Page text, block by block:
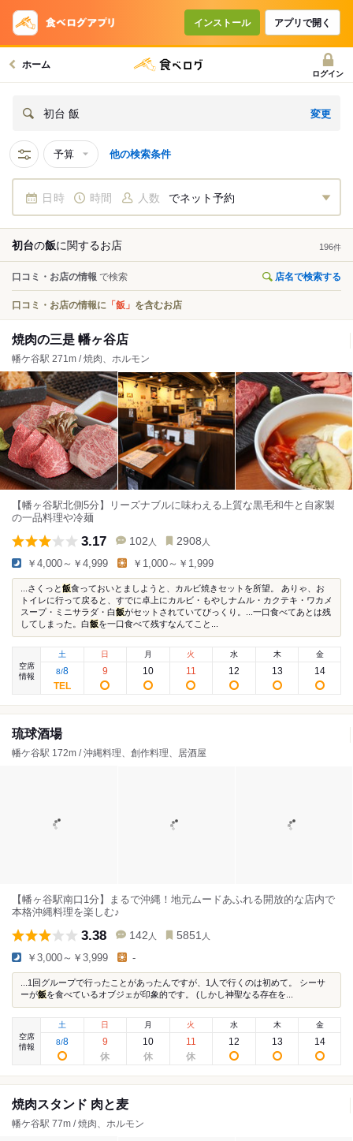
インストール アプリで開く
ホーム
ログイン
初台 飯 変更
予算 他の検索条件
日時 時間 人数 でネット予約
初台の飯に関するお店 196件
口コミ・お店の情報 で検索 店名で検索する
口コミ・お店の情報に 「飯」 を含むお店
焼肉の三是 幡ヶ谷店
幡ケ谷駅 271m / 焼肉、ホルモン
【幡ヶ谷駅北側5分】リーズナブルに味わえる上質な黒毛和牛と自家製
の一品料理や冷麺
3.17 102 人 2908 人
￥4,000～￥4,999 ￥1,000～￥1,999
...さくっと飯食っておいとましようと、カルビ焼きセットを所望。 ありゃ、お
トイレに行って戻ると、すでに卓上にカルビ・もやしナムル・カクテキ・ワカメ
スープ・ミニサラダ・白飯がセットされていてびっくり。...一口食べてあとは残
してしまった。白飯を一口食べて残すなんてこと...
空席
情報
土
8/8
日
9
月
10
火
11
水
12
木
13
金
14
琉球酒場
幡ケ谷駅 172m / 沖縄料理、創作料理、居酒屋
【幡ヶ谷駅南口1分】まるで沖縄！地元ムードあふれる開放的な店内で
本格沖縄料理を楽しむ♪
3.38 142 人 5851 人
￥3,000～￥3,999 -
...1回グループで行ったことがあったんですが、1人で行くのは初めて。 シーサ
ーが飯を食べているオブジェが印象的です。 (しかし神聖なる存在を...
空席
情報
土
8/8
日
9
月
10
火
11
水
12
木
13
金
14
焼肉スタンド 肉と麦
幡ケ谷駅 77m / 焼肉、ホルモン